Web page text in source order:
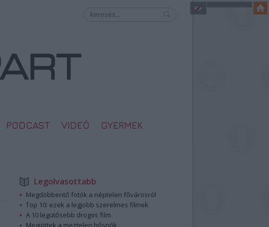
PODCAST VIDEÓ GYERMEK
Legolvasottabb
Megdöbbentő fotók a néptelen fővárosról
Top 10: ezek a legjobb szerelmes filmek
A 10 legütősebb drogos film
Megjöttek a meztelen hősnők